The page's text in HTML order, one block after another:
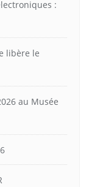
:
libère le
au Musée